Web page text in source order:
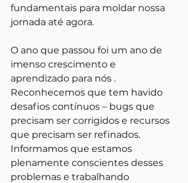
fundamentais para moldar nossa
jornada até agora.
O ano que passou foi um ano de
imenso crescimento e
aprendizado para nós .
Reconhecemos que tem havido
desafios contínuos – bugs que
precisam ser corrigidos e recursos
que precisam ser refinados.
Informamos que estamos
plenamente conscientes desses
problemas e trabalhando